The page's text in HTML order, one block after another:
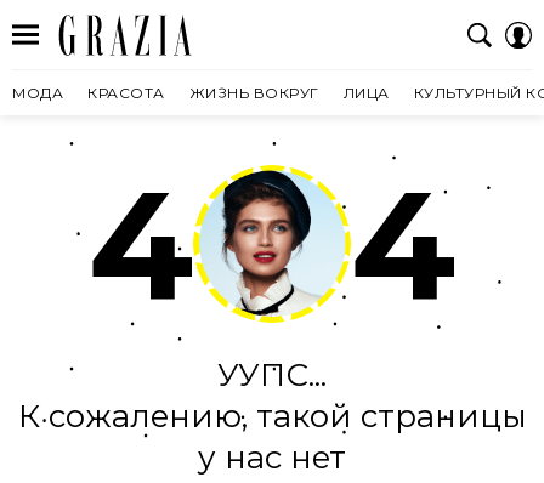
МОДА КРАСОТА ЖИЗНЬ ВОКРУГ ЛИЦА КУЛЬТУРНЫЙ
4 4
УУПС...
К сожалению, такой страницы
у нас нет